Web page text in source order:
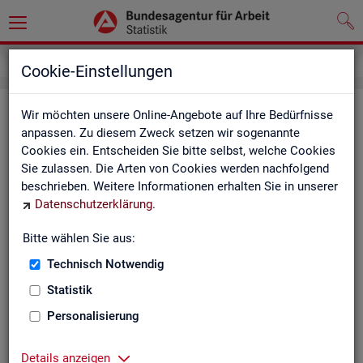
Cookie-Einstellungen
Wir möchten unsere Online-Angebote auf Ihre Bedürfnisse
anpassen. Zu diesem Zweck setzen wir sogenannte
Cookies ein. Entscheiden Sie bitte selbst, welche Cookies
Sie zulassen. Die Arten von Cookies werden nachfolgend
beschrieben. Weitere Informationen erhalten Sie in unserer
Datenschutzerklärung.
Bitte wählen Sie aus:
Technisch Notwendig
Statistik
Personalisierung
Details anzeigen
Im­pres­sum der Sta­tis­tik der Bun­
des­agen­tur für Ar­beit (BA)
In­for­ma­tio­nen über den Her­aus­ge­ber
Im­pres­sum der Bun­des­agen­tur für Ar­beit
Nut­zungs- und Be­zugs­be­din­gun­gen
Co­py­right und Mar­ken­schutz
Die In­hal­te des In­ter­net­auf­tritts der BA sowie die Pro­duk­te
der Sta­tis­tik der BA ste­hen im geis­ti­gen Ei­gen­tum der BA und